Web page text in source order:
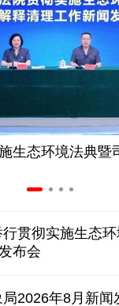
出境负面清单备
上海出台规划
景落地 千行百
单公布
"再军事化"扰乱
亵等 日本自卫队
生态环境法典暨
贯彻实施生态
布会
2026年8月新闻